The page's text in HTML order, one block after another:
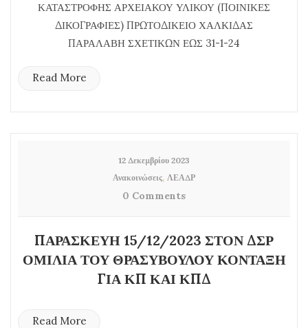
ΚΑΤΑΣΤΡΟΦΗΣ ΑΡΧΕΙΑΚΟΥ ΥΛΙΚΟΥ (ΠΟΙΝΙΚΕΣ
ΔΙΚΟΓΡΑΦΙΕΣ) ΠΡΩΤΟΔΙΚΕΙΟ ΧΑΛΚΙΔΑΣ
ΠΑΡΑΛΑΒΗ ΣΧΕΤΙΚΩΝ ΕΩΣ 31-1-24
Read More
12 Δεκεμβρίου 2023
Ανακοινώσεις, ΛΕΑΔΡ
0 Comments
ΠΑΡΑΣΚΕΥΗ 15/12/2023 ΣΤΟΝ ΔΣΡ
ΟΜΙΛΙΑ ΤΟΥ ΘΡΑΣΥΒΟΥΛΟΥ ΚΟΝΤΑΞΗ
ΓΙΑ ΚΠ ΚΑΙ ΚΠΔ
Read More